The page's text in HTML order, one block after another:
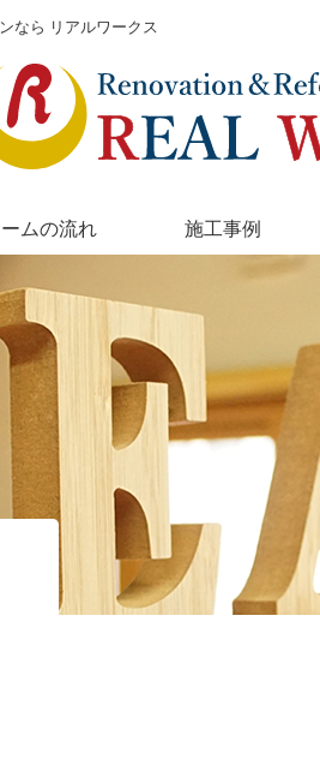
なら リアルワークス
ムの流れ 施工事例